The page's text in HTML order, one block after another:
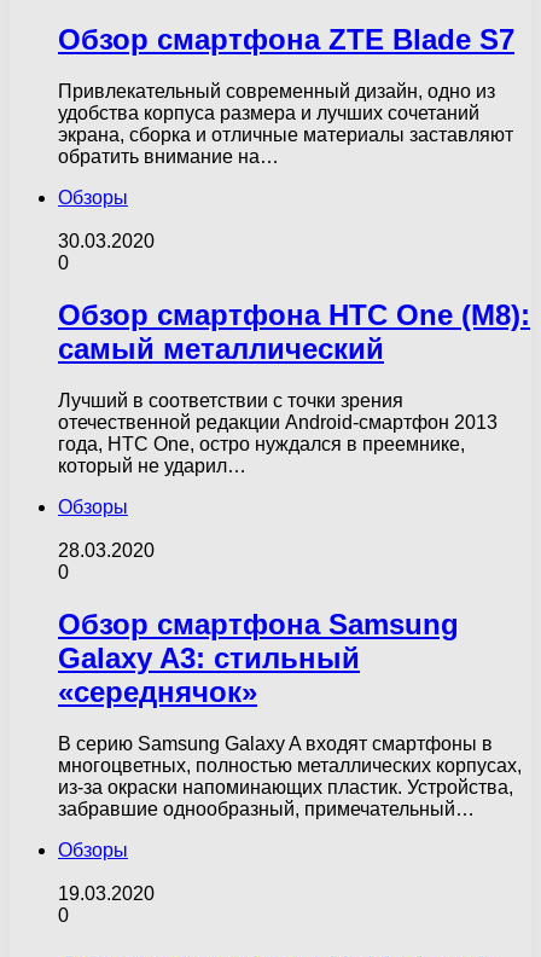
Обзор смартфона ZTE Blade S7
Привлекательный современный дизайн, одно из
удобства корпуса размера и лучших сочетаний
экрана, сборка и отличные материалы заставляют
обратить внимание на…
Обзоры
30.03.2020
0
Обзор смартфона HTC One (M8):
самый металлический
Лучший в соответствии с точки зрения
отечественной редакции Android-смартфон 2013
года, HTС One, остро нуждался в преемнике,
который не ударил…
Обзоры
28.03.2020
0
Обзор смартфона Samsung
Galaxy A3: стильный
«середнячок»
В серию Samsung Galaxy A входят смартфоны в
многоцветных, полностью металлических корпусах,
из-за окраски напоминающих пластик. Устройства,
забравшие однообразный, примечательный…
Обзоры
19.03.2020
0